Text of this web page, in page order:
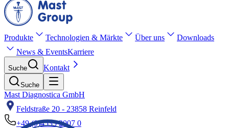
Produkte Technologien & Märkte Über uns
Downloads
News & EventsKarriere
Suche Kontakt
Suche
Mast Diagnostica GmbH
Feldstraße 20 - 23858 Reinfeld
+49 (0)4533 2007 0